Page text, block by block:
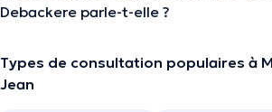
Debackere parle-t-elle ?
Types de consultation populaires à
Jean